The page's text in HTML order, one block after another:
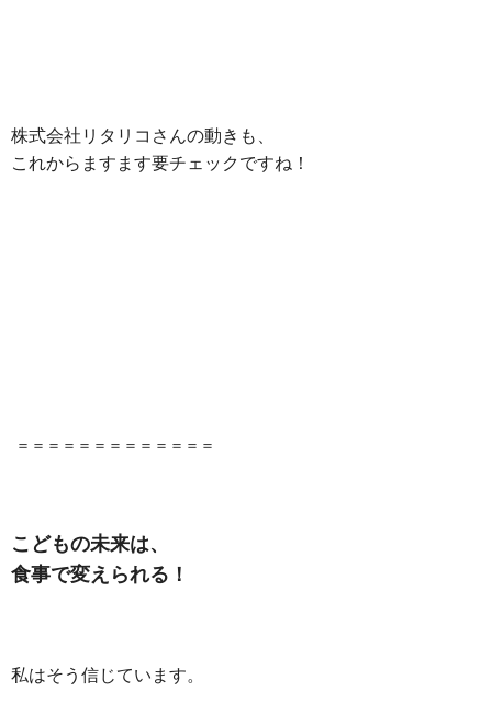
株式会社リタリコさんの動きも、
これからますます要チェックですね！
＝＝＝＝＝＝＝＝＝＝＝＝＝
こどもの未来は、
食事で変えられる！
私はそう信じています。